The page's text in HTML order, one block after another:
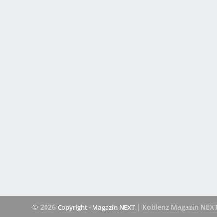
© 2026 Copyright - Magazin NEXT | Koblenz Magazin